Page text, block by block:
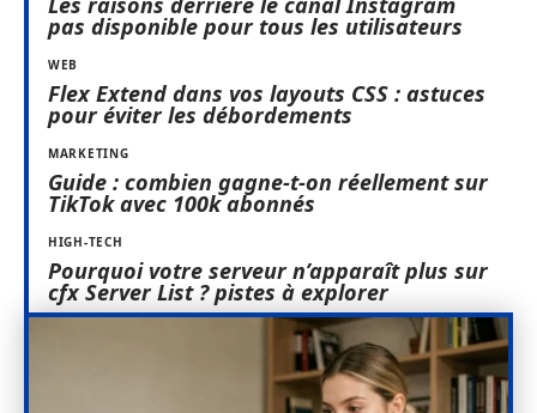
pas disponible pour tous les utilisateurs
WEB
Flex Extend dans vos layouts CSS : astuces
pour éviter les débordements
MARKETING
Guide : combien gagne-t-on réellement sur
TikTok avec 100k abonnés
HIGH-TECH
Pourquoi votre serveur n’apparaît plus sur
cfx Server List ? pistes à explorer